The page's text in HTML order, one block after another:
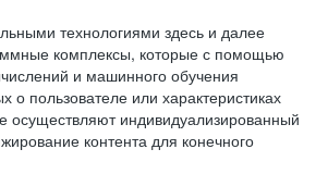
технологиями здесь и далее
комплексы, которые с помощью
и машинного обучения
о пользователе или характеристиках
осуществляют индивидуализированный
контента для конечного